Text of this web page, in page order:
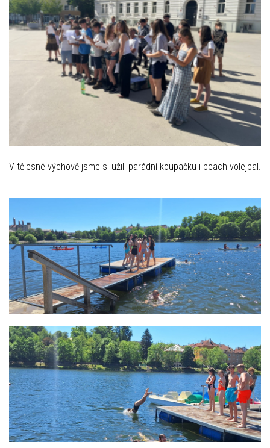
V tělesné výchově jsme si užili parádní koupačku i beach volejbal.